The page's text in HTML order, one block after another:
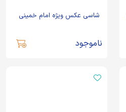
شاسی عکس ویژه امام خمینی
ناموجود